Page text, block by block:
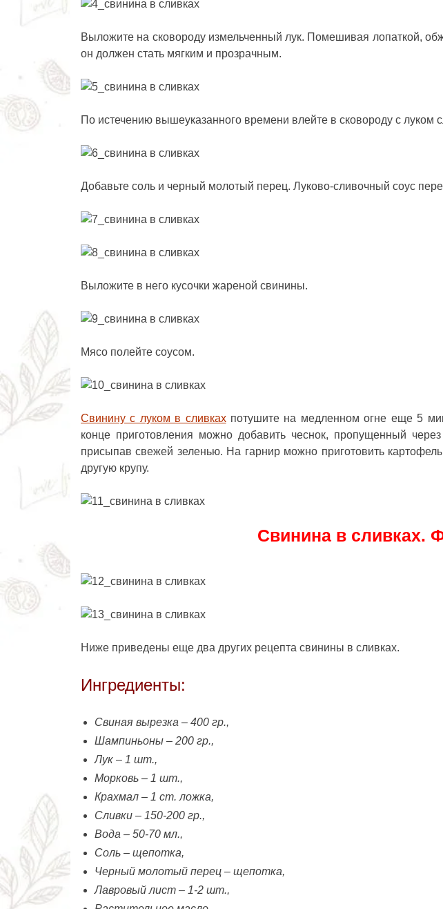
Выложите на сковороду измельченный лук. Помешивая лопаткой,
он должен стать мягким и прозрачным.
По истечению вышеуказанного времени влейте в сковороду с луком
Добавьте соль и черный молотый перец. Луково-сливочный соус
Выложите в него кусочки жареной свинины.
Мясо полейте соусом.
Свинину с луком в сливкахпотушите на медленном огне еще 5
конце приготовления можно добавить чеснок, пропущенный
присыпав свежей зеленью. На гарнир можно приготовить
другую крупу.
Свинина в сливках.
Ниже приведены еще два других рецепта свинины в сливках.
Ингредиенты:
Свиная вырезка – 400 гр.,
Шампиньоны – 200 гр.,
Лук – 1 шт.,
Морковь – 1 шт.,
Крахмал – 1 ст. ложка,
Сливки – 150-200 гр.,
Вода – 50-70 мл.,
Соль – щепотка,
Черный молотый перец – щепотка,
Лавровый лист – 1-2 шт.,